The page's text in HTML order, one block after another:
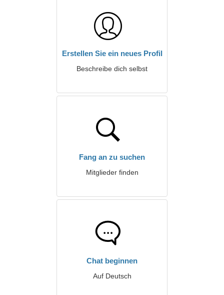
Erstellen Sie ein neues Profil
Beschreibe dich selbst
Fang an zu suchen
Mitglieder finden
Chat beginnen
Auf Deutsch